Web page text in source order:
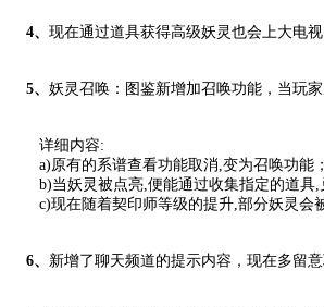
4、 现在通过道具获得高级妖灵也会上大电视
5、 妖灵召唤：图鉴新增加召唤功能，当玩
详细内容:
a)原有的系谱查看功能取消,变为召唤功能；
b)当妖灵被点亮,便能通过收集指定的道具,
c)现在随着契印师等级的提升,部分妖灵会被
6、 新增了聊天频道的提示内容，现在多留